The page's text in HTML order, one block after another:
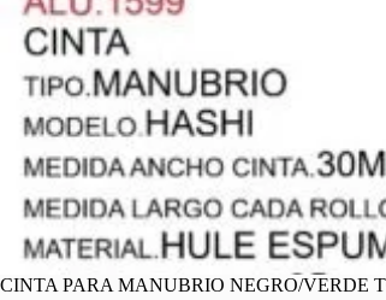
CINTA PARA MANUBRIO NEGRO/VERDE